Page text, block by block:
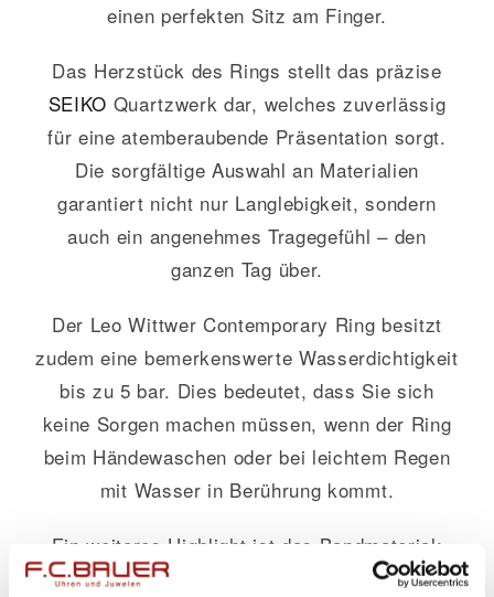
einen perfekten Sitz am Finger.
Das Herzstück des Rings stellt das präzise
SEIKO Quartzwerk dar, welches zuverlässig
für eine atemberaubende Präsentation sorgt.
Die sorgfältige Auswahl an Materialien
garantiert nicht nur Langlebigkeit, sondern
auch ein angenehmes Tragegefühl – den
ganzen Tag über.
Der Leo Wittwer Contemporary Ring besitzt
zudem eine bemerkenswerte Wasserdichtigkeit
bis zu 5 bar. Dies bedeutet, dass Sie sich
keine Sorgen machen müssen, wenn der Ring
beim Händewaschen oder bei leichtem Regen
mit Wasser in Berührung kommt.
Ein weiteres Highlight ist das Bandmaterial:
Hochwertiger Edelstahl in einer eleganten